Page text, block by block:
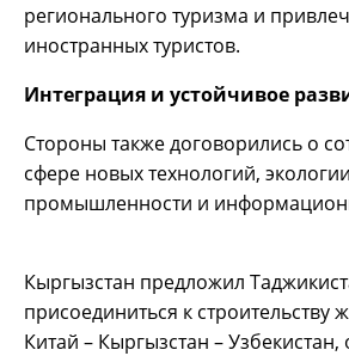
регионального туризма и
иностранных туристов.
Интеграция и устойчивое
Стороны также договорились о
сфере новых технологий,
промышленности и
Кыргызстан предложил
присоединиться к строительству
Китай – Кыргызстан –